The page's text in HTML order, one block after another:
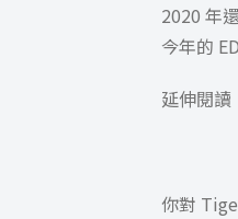
2020 年
今年的
延伸閱讀
你對